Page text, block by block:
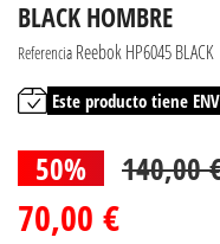
BLACK HOMBRE
Referencia Reebok HP6045 BLACK
Este producto tiene
50% 140,00
70,00 €